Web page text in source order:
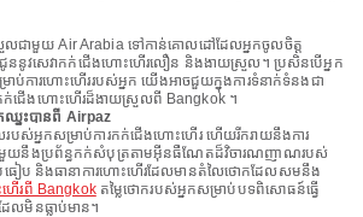
ជាមួយ Air Arabia ទៅកាន់គោលដៅដែលអ្នកចូលចិត្ត
ននូវសេវាកក់ជើងហោះហើរលឿន និងងាយស្រួល។ ប្រសិនបើអ្នក
ារហោះហើររបស់អ្នក យើងអាចជួយក្នុងការទំនាក់ទំនងជា
ើងហោះហើរដ៏ងាយស្រួលពី Bangkok ។
ឈ្នះបានពី Airpaz
របស់អ្នកសម្រាប់ការកក់ជើងហោះហើរ ហើយរីករាយនឹងការ
មួយនឹងប្រព័ន្ធកក់សំបុត្រតាមអ៊ីនធឺណែតដ៏វិចារណញាណរបស់
បធៀប និងធានាការហោះហើរដែលមានតំលៃថោកដែលសមនឹង
ើរពី Bangkokតម្លៃថោករបស់អ្នកសម្រាប់បទពិសោធន៍ធ្វើ
លមិនធ្លាប់មាន។